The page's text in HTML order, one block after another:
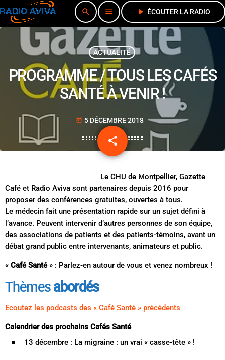
search menu play_arrow ÉCOUTER LA RADIO
ACTUALITÉ
PROGRAMME / TOUS LES CAFÉS
SANTÉ À VENIR !
today 5 DÉCEMBRE 2018
share
email
Le CHU de Montpellier, Gazette
Café et Radio Aviva sont partenaires depuis 2016 pour
proposer des conférences gratuites, ouvertes à tous.
Le médecin fait une présentation rapide sur un sujet défini à
l’avance. Peuvent intervenir d’autres personnes de son équipe,
des associations de patients et des patients-témoins, avant un
débat grand public entre intervenants, animateurs et public.
« Café Santé» : Parlez-en autour de vous et venez nombreux !
Thèmesabordés
Ecoutez les podcasts des « Café Santé » précédents
Calendrier des prochains Cafés Santé
13 décembre : La migraine : un vrai « casse-tête » !